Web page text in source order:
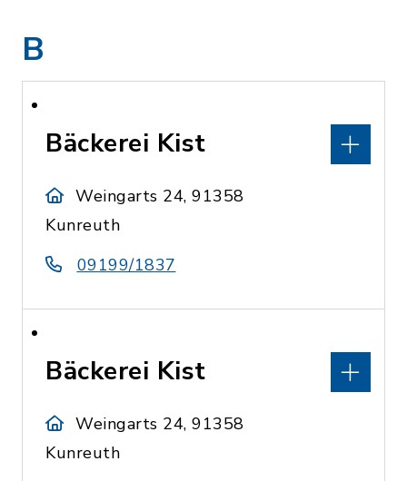
B
Bäckerei Kist
Weingarts 24, 91358
Kunreuth
09199/1837
Bäckerei Kist
Weingarts 24, 91358
Kunreuth